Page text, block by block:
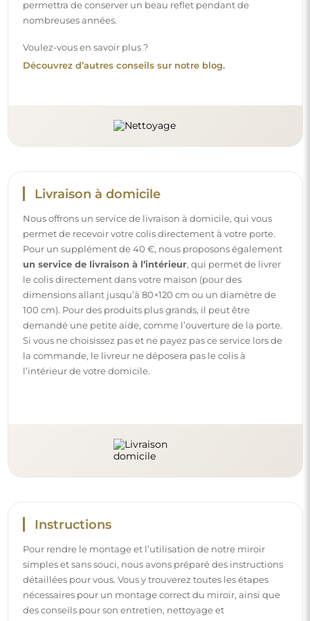
dimensions allant jusqu’à 80×120 cm ou un diamètre de
100 cm). Pour des produits plus grands, il peut être
Si vous ne choisissez pas et ne payez pas ce service lors de
la commande, le livreur ne déposera pas le colis à
Instructions
Pour rendre le montage et l’utilisation de notre miroir
simples et sans souci, nous avons préparé des instructions
détaillées pour vous. Vous y trouverez toutes les étapes
nécessaires pour un montage correct du miroir, ainsi que
des conseils pour son entretien, nettoyage et
maintenance, afin de profiter de son aspect parfait
Consulter les notices de montage et d’utilisation.
Restez à jour avec nos nouveautés, inspirations et
promotions, découvrez les tendances déco et trouvez
des idées pour de beaux intérieurs. Rejoignez notre
communauté et découvrez ce que nous préparons
spécialement pour vous !